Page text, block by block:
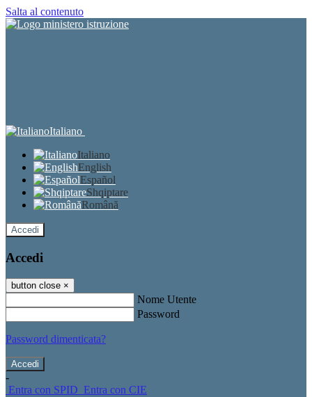
Salta al contenuto
Italiano
Italiano
English
Español
Shqiptare
Română
Accedi
Accedi
button close ×
Nome Utente
Password
Password dimenticata?
-
Entra con SPID Entra con CIE